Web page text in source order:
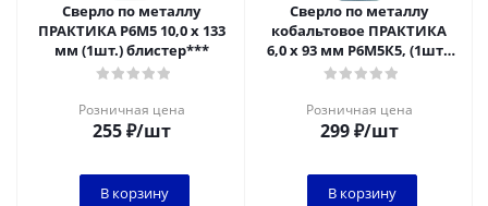
Сверло по металлу
ПРАКТИКА Р6М5 10,0 х 133
мм (1шт.) блистер***
Розничная цена
255₽/шт
В корзину
Сверло по металлу
кобальтовое ПРАКТИКА
6,0 х 93 мм Р6М5К5, (1шт.)
блистер
Розничная цена
299₽/шт
В корзину